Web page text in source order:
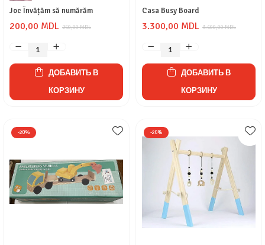
Joc Învățăm să numărăm
250,00 MDL
200,00 MDL
ДОБАВИТЬ В
КОРЗИНУ
Casa Busy Board
3.600,00 MDL
3.300,00 MDL
ДОБАВИТЬ В
КОРЗИНУ
-20% -20%